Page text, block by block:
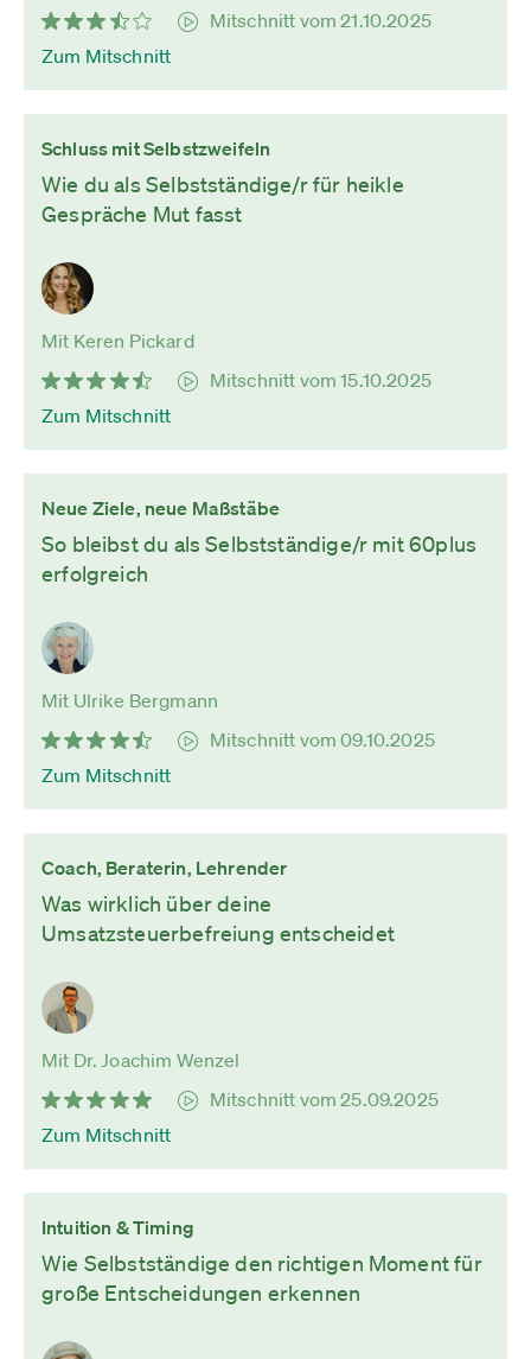
Mitschnitt vom 21.10.2025
Zum Mitschnitt
Schluss mit Selbstzweifeln
Wie du als Selbstständige/r für heikle
Gespräche Mut fasst
Mit Keren Pickard
Mitschnitt vom 15.10.2025
Zum Mitschnitt
Neue Ziele, neue Maßstäbe
So bleibst du als Selbstständige/r mit 60plus
erfolgreich
Mit Ulrike Bergmann
Mitschnitt vom 09.10.2025
Zum Mitschnitt
Coach, Beraterin, Lehrender
Was wirklich über deine
Umsatzsteuerbefreiung entscheidet
Mit Dr. Joachim Wenzel
Mitschnitt vom 25.09.2025
Zum Mitschnitt
Intuition & Timing
Wie Selbstständige den richtigen Moment für
große Entscheidungen erkennen